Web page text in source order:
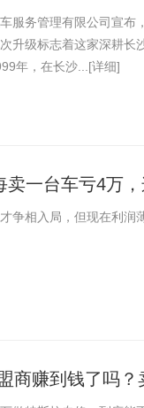
服务管理有限公司宣布
升级标志着这家深耕
年，在长沙... [详细]
一台车亏4万
争相入局，但现在利
商赚到钱了吗